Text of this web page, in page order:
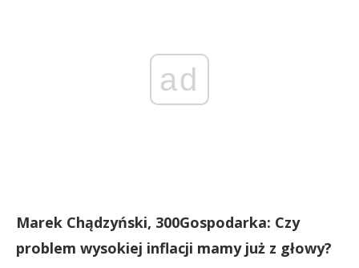
ad
Marek Chądzyński, 300Gospodarka: Czy
problem wysokiej inflacji mamy już z głowy?